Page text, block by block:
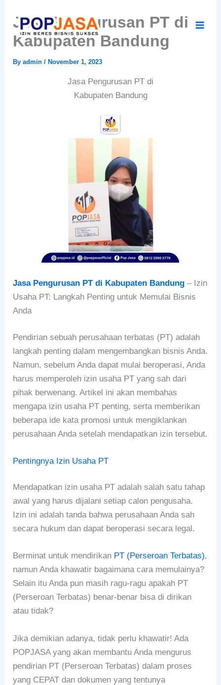
content
Jasa Pengurusan PT di
Kabupaten Bandung
Byadmin/November 1, 2023
Jasa Pengurusan PT di
Kabupaten Bandung
Jasa Pengurusan PT di Kabupaten Bandung – Izin
Usaha PT: Langkah Penting untuk Memulai Bisnis
Anda
Pendirian sebuah perusahaan terbatas (PT) adalah
langkah penting dalam mengembangkan bisnis Anda.
Namun, sebelum Anda dapat mulai beroperasi, Anda
harus memperoleh izin usaha PT yang sah dari
pihak berwenang. Artikel ini akan membahas
mengapa izin usaha PT penting, serta memberikan
beberapa ide kata promosi untuk mengiklankan
perusahaan Anda setelah mendapatkan izin tersebut.
Pentingnya Izin Usaha PT
Mendapatkan izin usaha PT adalah salah satu tahap
awal yang harus dijalani setiap calon pengusaha.
Izin ini adalah tanda bahwa perusahaan Anda sah
secara hukum dan dapat beroperasi secara legal.
Berminat untuk mendirikan PT (Perseroan Terbatas),
namun Anda khawatir bagaimana cara memulainya?
Selain itu Anda pun masih ragu-ragu apakah PT
(Perseroan Terbatas) benar-benar bisa di dirikan
atau tidak?
Jika demikian adanya, tidak perlu khawatir! Ada
POPJASA yang akan membantu Anda mengurus
pendirian PT (Perseroan Terbatas) dalam proses
yang CEPAT dan dokumen yang tentunya